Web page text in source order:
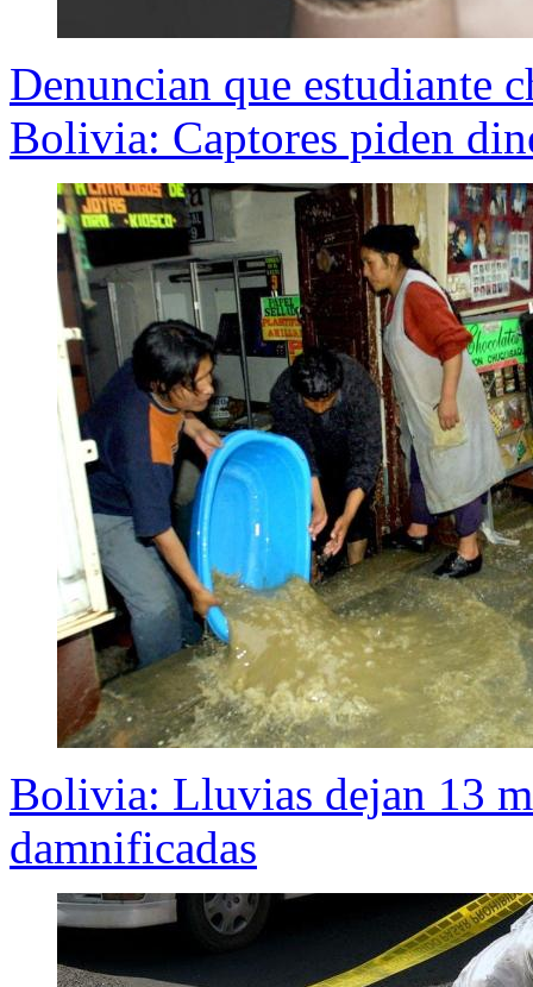
Denuncian que estudiante
Bolivia: Captores piden
Bolivia: Lluvias dejan 13
damnificadas